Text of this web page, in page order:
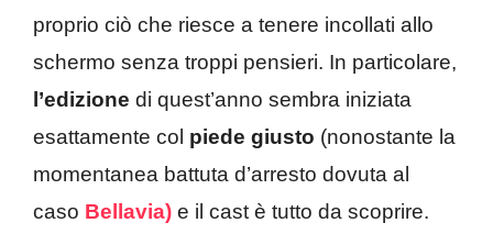
proprio ciò che riesce a tenere incollati allo
schermo senza troppi pensieri. In particolare,
l’edizione di quest’anno sembra iniziata
esattamente col piede giusto (nonostante la
momentanea battuta d’arresto dovuta al
caso Bellavia) e il cast è tutto da scoprire.